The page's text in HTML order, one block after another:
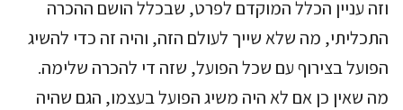
וזה עניין הכלל המוקדם לפרט, שבכלל הושם ההכרה
התכליתי, מה שלא שייך לעולם הזה, והיה זה כדי להשיג
הפועל בצירוף עם שכל הפועל, שזה די להכרה שלימה.
מה שאין כן אם לא היה משיג הפועל בעצמו, הגם שהיה